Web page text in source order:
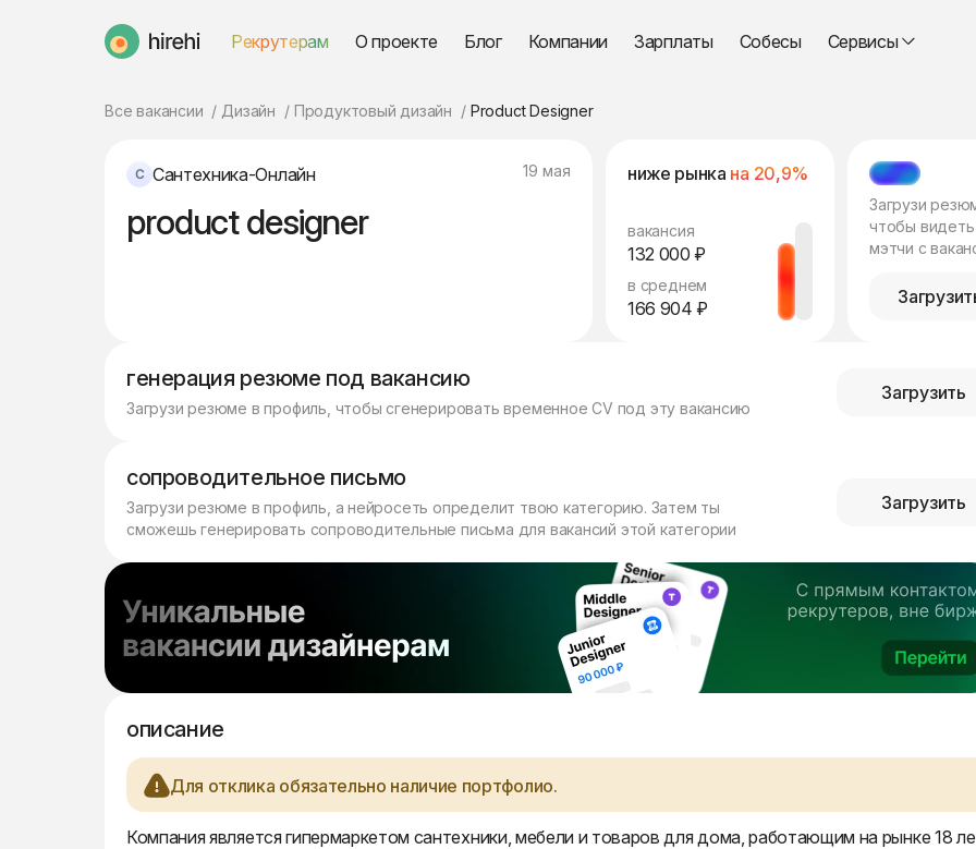
HireHi Рекрутерам О проекте Блог Компании Зарплаты Собесы Сервисы
Все вакансии Дизайн Продуктовый дизайн Product Designer
Сантехника-Онлайн 19 мая
product designer
ниже рынка на 20,9%
вакансия
132 000 ₽
в среднем
166 904 ₽
МЭТЧ
Загрузи
чтобы видеть
мэтчи с
генерация резюме под вакансию
Загрузи резюме в профиль, чтобы сгенерировать временное CV под эту вакансию
Загрузить
сопроводительное письмо
Загрузи резюме в профиль, а нейросеть определит твою категорию. Затем ты
сможешь генерировать сопроводительные письма для вакансий этой категории
Загрузить
описание
Для отклика обязательно наличие портфолио.
Компания является гипермаркетом сантехники, мебели и товаров для дома, работающим на рынке 18